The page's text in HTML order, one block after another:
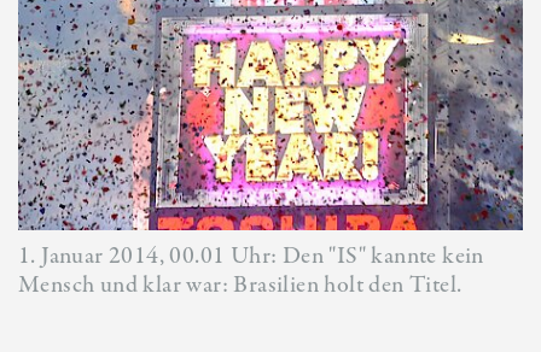
1. Januar 2014, 00.01 Uhr: Den "IS" kannte kein
Mensch und klar war: Brasilien holt den Titel.